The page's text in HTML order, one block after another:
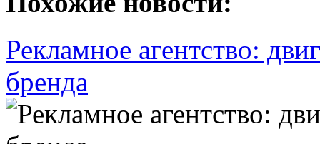
Рекламное агентство:
бренда